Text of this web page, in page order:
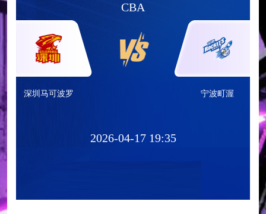
CBA
深圳马可波罗 宁波町渥
2026-04-17 19:35